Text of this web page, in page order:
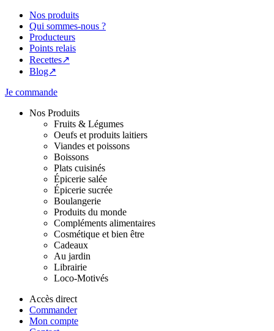
Nos produits
Qui sommes-nous ?
Producteurs
Points relais
Recettes↗
Blog↗
Je commande
Nos Produits
Fruits & Légumes
Oeufs et produits laitiers
Viandes et poissons
Boissons
Plats cuisinés
Épicerie salée
Épicerie sucrée
Boulangerie
Produits du monde
Compléments alimentaires
Cosmétique et bien être
Cadeaux
Au jardin
Librairie
Loco-Motivés
Accès direct
Commander
Mon compte